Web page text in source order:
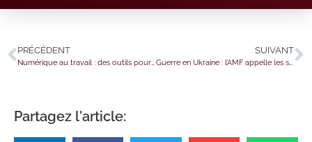
PRÉCÉDENT SUIVANT
Guerre en Ukraine : l’AMF appelle les sociétés cotées à la vigilance
Partagez l'article: